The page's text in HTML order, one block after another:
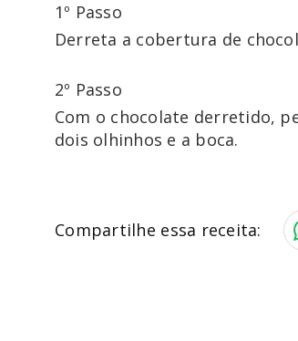
1º Passo
2º Passo
Com o chocolate derretido,
dois olhinhos e a boca.
Compartilhe essa receita: